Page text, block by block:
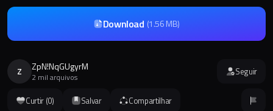
Curtir (0) Salvar Compartilhar
Download (1.56 MB)
Z ZpN!NqGUgyrM
2 mil arquivos Seguir